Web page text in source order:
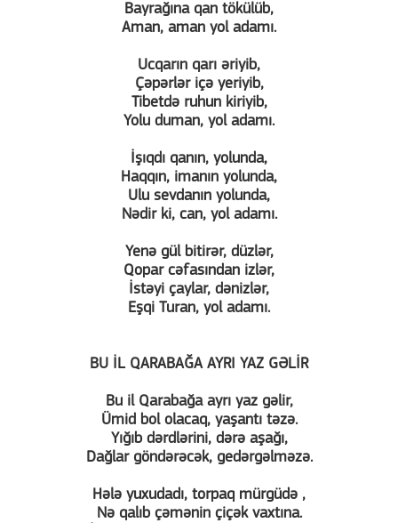
Bayrağına qan tökülüb,
Aman, aman yol adamı.
Ucqarın qarı əriyib,
Çəpərlər içə yeriyib,
Tibetdə ruhun kiriyib,
Yolu duman, yol adamı.
İşıqdı qanın, yolunda,
Haqqın, imanın yolunda,
Ulu sevdanın yolunda,
Nədir ki, can, yol adamı.
Yenə gül bitirər, düzlər,
Qopar cəfasından izlər,
İstəyi çaylar, dənizlər,
Eşqi Turan, yol adamı.
BU İL QARABAĞA AYRI YAZ GƏLİR
Bu il Qarabağa ayrı yaz gəlir,
Ümid bol olacaq, yaşantı təzə.
Yığıb dərdlərini, dərə aşağı,
Dağlar göndərəcək, gedərgəlməzə.
Hələ yuxudadı, torpaq mürgüdə ,
Nə qalıb çəmənin çiçək vaxtına.